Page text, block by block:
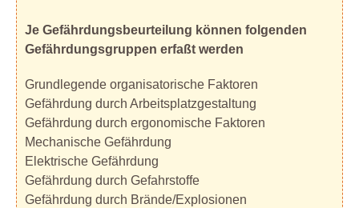
Je Gefährdungsbeurteilung können folgenden
Gefährdungsgruppen erfaßt werden
Grundlegende organisatorische Faktoren
Gefährdung durch Arbeitsplatzgestaltung
Gefährdung durch ergonomische Faktoren
Mechanische Gefährdung
Elektrische Gefährdung
Gefährdung durch Gefahrstoffe
Gefährdung durch Brände/Explosionen